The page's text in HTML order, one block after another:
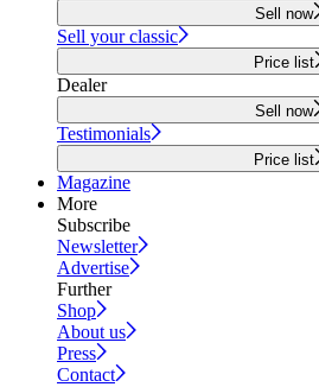
Sell now
Sell your classic
Price list
Dealer
Sell now
Testimonials
Price list
Magazine
More
Subscribe
Newsletter
Advertise
Further
Shop
About us
Press
Contact